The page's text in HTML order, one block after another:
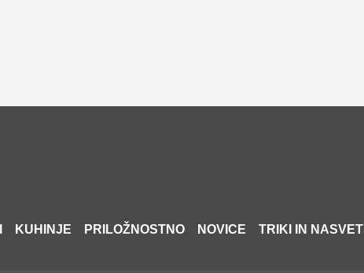
KUHINJE PRILOŽNOSTNO NOVICE TRIKI IN NASVETI